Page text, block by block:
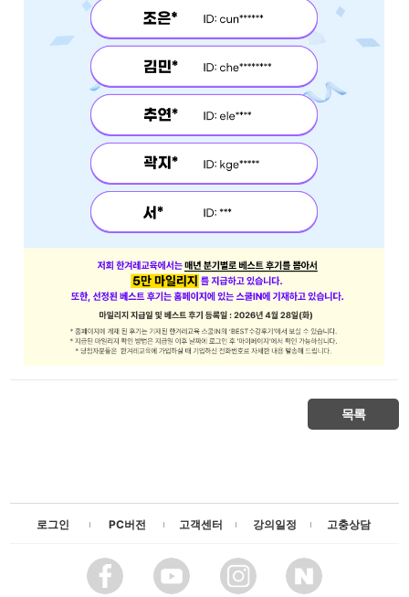
목록
로그인 PC버전 고객센터 강의일정 고충상담